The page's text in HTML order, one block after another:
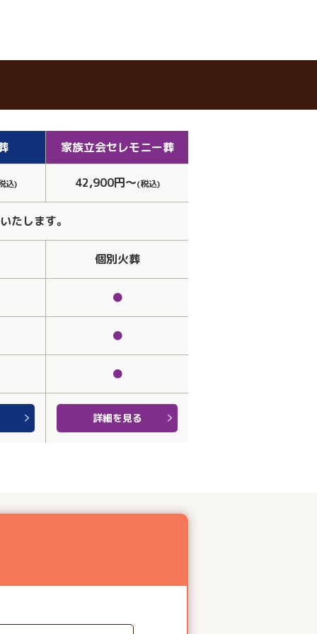
家族立会セレモニー葬
込) 42,900円～(税込)
たします。
個別火葬
●
●
●
詳細を見る